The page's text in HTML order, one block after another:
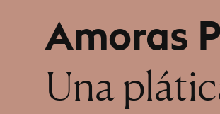
Amoras
:
Una